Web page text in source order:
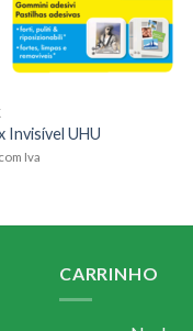
Invisível UHU
com Iva
CARRINHO